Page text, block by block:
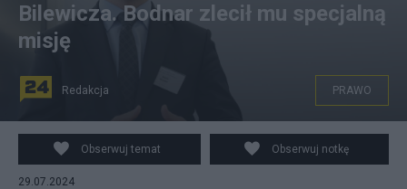
na zdjęciu: minister sprawiedliwości Adam Bodnar, fot.
Kancelaria Senatu RP, Wikimedia Commons, CC BY-SA
3.0 pl
Bilewicza. Bodnar zlecił mu specjalną
misję
Redakcja PRAWO
Obserwuj temat Obserwuj notkę
29.07.2024